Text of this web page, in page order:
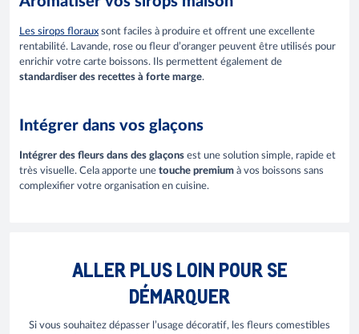
Les sirops floraux sont faciles à produire et offrent une excellente
rentabilité. Lavande, rose ou fleur d’oranger peuvent être utilisés pour
enrichir votre carte boissons. Ils permettent également de
standardiser des recettes à forte marge.
Intégrer dans vos glaçons
Intégrer des fleurs dans des glaçons est une solution simple, rapide et
très visuelle. Cela apporte une touche premium à vos boissons sans
complexifier votre organisation en cuisine.
ALLER PLUS LOIN POUR SE
DÉMARQUER
Si vous souhaitez dépasser l’usage décoratif, les fleurs comestibles